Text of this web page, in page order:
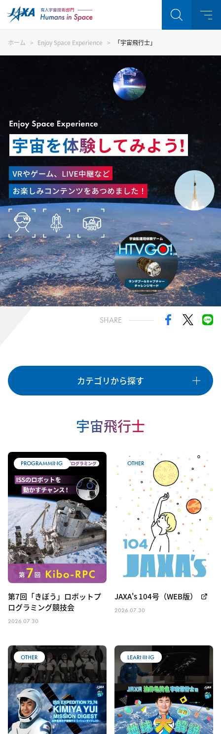
ホーム Enjoy Space Experience 「宇宙飛行士」
Enjoy Space Experience 「宇
SHARE
カテゴリから探す
注目キーワード
きぼうミッション 国際宇宙探査
油井宇宙飛行士 諏訪宇宙飛行士 HTV-X
種類
EVENT LIVE VR
LEARNING
「きぼう」日本実験棟
国際宇宙ステーション
宇宙のしごと
宇宙のくらし その他
宇宙飛行士
PROGRAMMING
第7回「きぼう」ロボットプ
ログラミング競技会
2026.07.30
OTHER
JAXA's 104号（WEB版）
2026.07.30
OTHER LEARNING